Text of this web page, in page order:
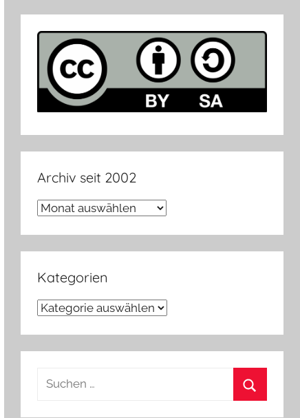
Archiv seit 2002
Archiv
Kategorien
Kategorien
Suchen